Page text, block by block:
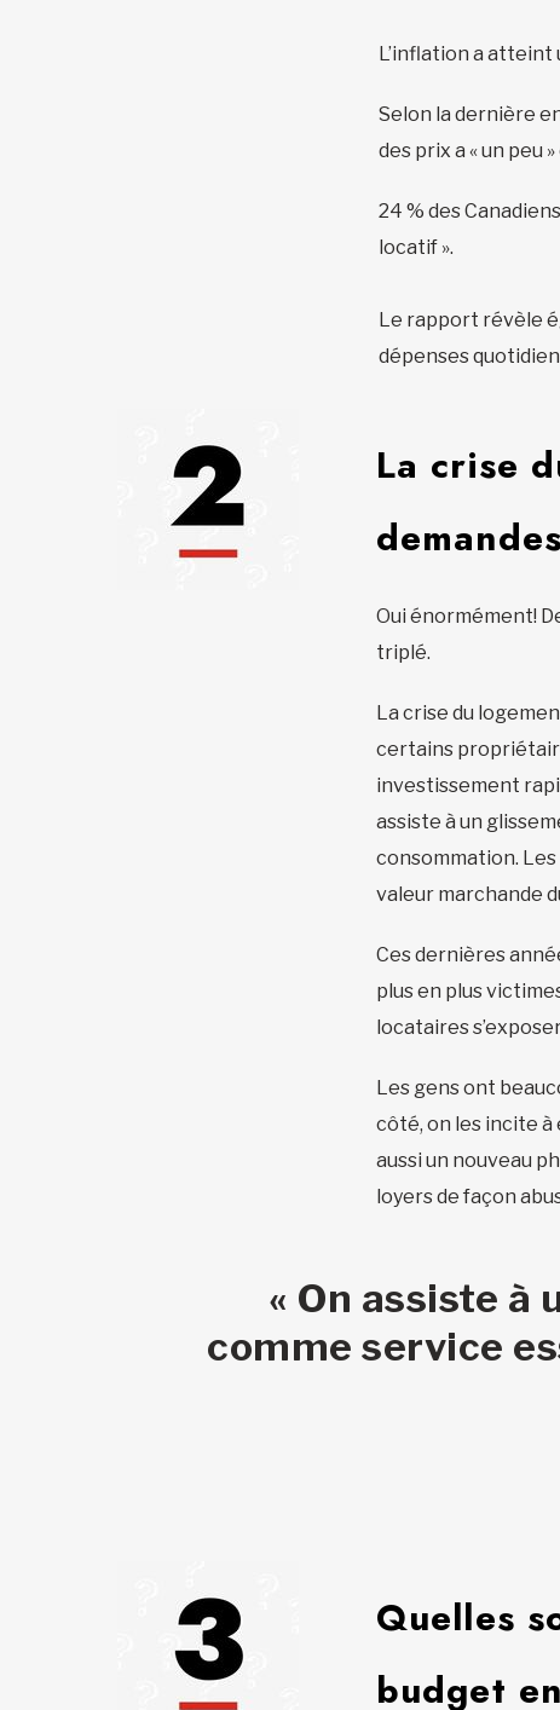
L’inflation a atteint
Selon la dernière
des prix a « un peu
24 % des
locatif ».
Le rapport révèle
dépenses
La crise
Oui énormément!
triplé.
La crise du
certains
investissement
assiste à un
consommation. Les
valeur marchande
Ces dernières
plus en plus
locataires
Les gens ont
côté, on les incite
aussi un nouveau
loyers de façon
« On assiste à
comme service
Quelles
budget